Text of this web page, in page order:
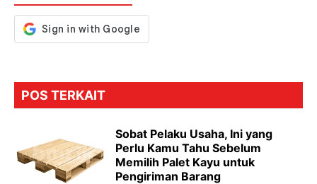
POS TERKAIT
Sobat Pelaku Usaha, Ini yang
Perlu Kamu Tahu Sebelum
Memilih Palet Kayu untuk
Pengiriman Barang